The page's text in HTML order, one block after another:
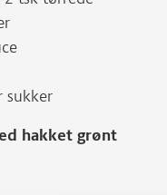
sukker
hakket grønt